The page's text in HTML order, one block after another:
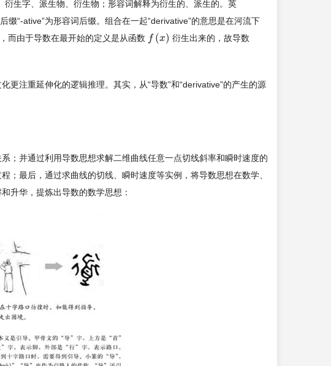
生字、派生物、衍生物；形容词解释为衍生的、派生的。英
缀“-ative”为形容词后缀。组合在一起“derivative”的意思是在河流下
而由于导数在最开始的定义是从函数 f (x)
f( x)
衍生出来的，故导数
更注重延伸化的逻辑推理。其实，从“导数”和“derivative”的产生的源
；并通过利用导数思想求解二维曲线任意一点切线斜率和瞬时速度的
；最后，通过求曲线的切线、瞬时速度等实例，将导数思想在数学、
升华，提炼出导数的数学思想：